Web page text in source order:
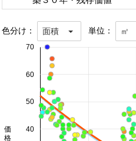
色分け： 面積 単位： ㎡
40
50
60
70